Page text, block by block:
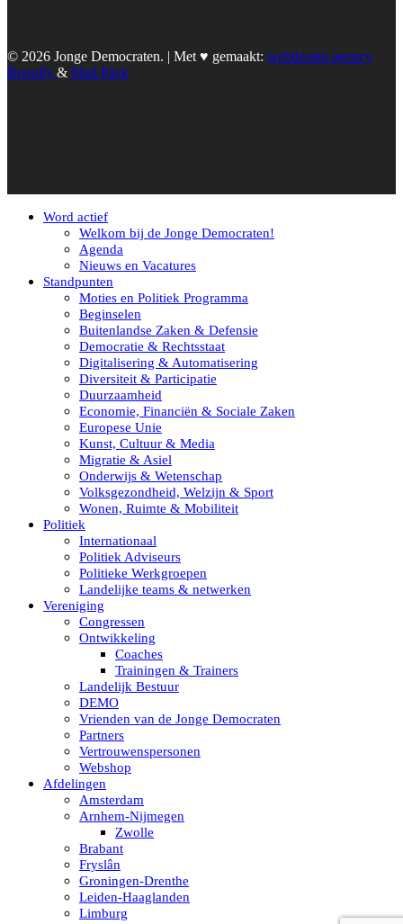
© 2026 Jonge Democraten. | Met ♥︎ gemaakt: webdesign agency
Brendly & Mad Pack
Word actief
Welkom bij de Jonge Democraten!
Agenda
Nieuws en Vacatures
Standpunten
Moties en Politiek Programma
Beginselen
Buitenlandse Zaken & Defensie
Democratie & Rechtsstaat
Digitalisering & Automatisering
Diversiteit & Participatie
Duurzaamheid
Economie, Financiën & Sociale Zaken
Europese Unie
Kunst, Cultuur & Media
Migratie & Asiel
Onderwijs & Wetenschap
Volksgezondheid, Welzijn & Sport
Wonen, Ruimte & Mobiliteit
Politiek
Internationaal
Politiek Adviseurs
Politieke Werkgroepen
Landelijke teams & netwerken
Vereniging
Congressen
Ontwikkeling
Coaches
Trainingen & Trainers
Landelijk Bestuur
DEMO
Vrienden van de Jonge Democraten
Partners
Vertrouwenspersonen
Webshop
Afdelingen
Amsterdam
Arnhem-Nijmegen
Zwolle
Brabant
Fryslân
Groningen-Drenthe
Leiden-Haaglanden
Limburg